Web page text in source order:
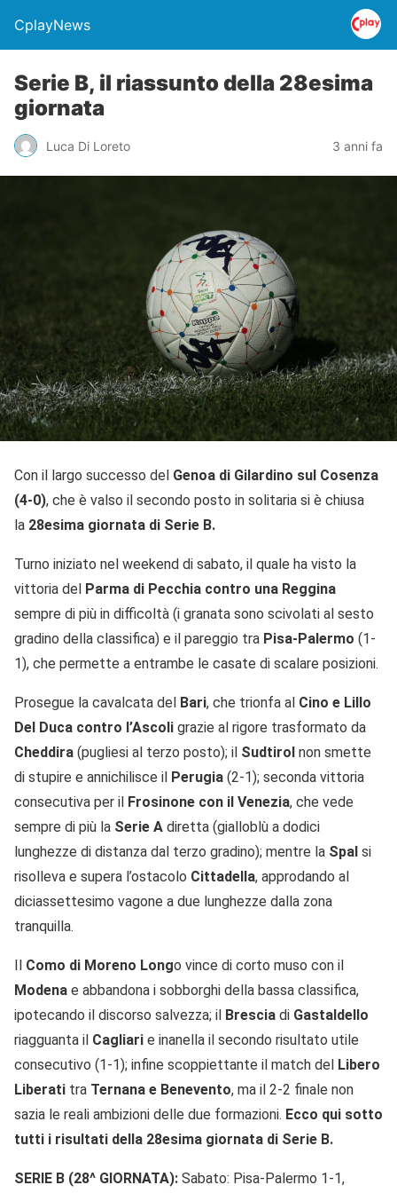
CplayNews
Serie B, il riassunto della 28esima
giornata
Luca Di Loreto 3 anni fa
Con il largo successo del Genoa di Gilardino sul Cosenza
(4-0), che è valso il secondo posto in solitaria si è chiusa
la 28esima giornata di Serie B.
Turno iniziato nel weekend di sabato, il quale ha visto la
vittoria del Parma di Pecchia contro una Reggina
sempre di più in difficoltà (i granata sono scivolati al sesto
gradino della classifica) e il pareggio tra Pisa-Palermo (1-
1), che permette a entrambe le casate di scalare posizioni.
Prosegue la cavalcata del Bari, che trionfa al Cino e Lillo
Del Duca contro l’Ascoli grazie al rigore trasformato da
Cheddira (pugliesi al terzo posto); il Sudtirol non smette
di stupire e annichilisce il Perugia (2-1); seconda vittoria
consecutiva per il Frosinone con il Venezia, che vede
sempre di più la Serie A diretta (gialloblù a dodici
lunghezze di distanza dal terzo gradino); mentre la Spal si
risolleva e supera l’ostacolo Cittadella, approdando al
diciassettesimo vagone a due lunghezze dalla zona
tranquilla.
Il Como di Moreno Longo vince di corto muso con il
Modena e abbandona i sobborghi della bassa classifica,
ipotecando il discorso salvezza; il Brescia di Gastaldello
riagguanta il Cagliari e inanella il secondo risultato utile
consecutivo (1-1); infine scoppiettante il match del Libero
Liberati tra Ternana e Benevento, ma il 2-2 finale non
sazia le reali ambizioni delle due formazioni. Ecco qui sotto
tutti i risultati della 28esima giornata di Serie B.
SERIE B (28^ GIORNATA): Sabato: Pisa-Palermo 1-1,